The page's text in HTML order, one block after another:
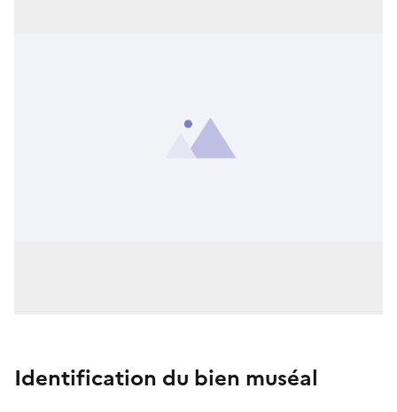
Identification du bien muséal